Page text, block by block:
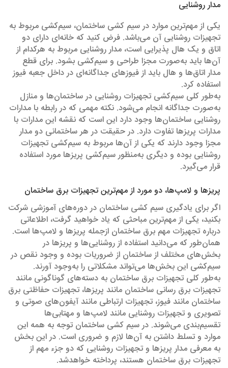
مدار روشنایی
یکی از مهم‌ترین موارد در سیم‌ کشی ساختمان، سیم‌کشی مربوط به
تجهیزات روشنایی آن می‌باشد. فرض کنید که خانه‌ای دارای دو
اتاق و یک هال پذیرایی است، مدار روشنایی مربوط به هرکدام از
آن‌ها باید به‌صورت مجزا طراحی و سیم‌کشی بشود. برای قطع
مدار اتاق‌ها و هال باید از فیوزهای جداگانه‌ای در داخل جعبه فیوز
استفاده کرد.
به‌طور کلی سیم‌کشی تجهیزات روشنایی در ساختمان‌ها و منازل
به‌صورت جداگانه انجام می‌شود. نکته مهمی که در رابطه با مدارات
روشنایی ساختمان‌ها وجود دارد این است که نقشه این مدارات با
مدارات پریزها تفاوت دارد. در حقیقت در هر ساختمانی دو مدار
مجزا وجود دارند که یکی از آن‌ها مربوط به سیم‌کشی تجهیزات
روشنایی بوده و دیگری به‌منظور سیم‌کشی پریزها مورد استفاده
قرار می‌گیرد.
پریزها و لامپ‌ها، دو مورد از مهم‌ترین تجهیزات برق ساختمان
اگر برای یادگیری سیم کشی ساختمان در دوره‌های آموزشی شرکت
بکنید، یکی از مهم‌ترین مباحثی که یاد خواهید گرفت، اطلاعاتی
درباره تجهیزات مهم برق ساختمان ازجمله پریزها و لامپ‌ها است.
همان‌طور که می‌دانید استفاده از روشنایی‌ها و پریزها در
بخش‌های مختلف از ساختمان از ضروریات بوده و وجود نقص در
سیم‌کشی این بخش‌ها می‌تواند مشکلاتی را به‌وجود آورند.
به‌طور کلی تجهیزات برق ساختمان به دسته‌های گوناگونی مانند
تجهیزات برق رسانی ساختمان مانند پریزها، تجهیزات حفاظتی برق
ساختمان مانند فیوز، تجهیزات ارتباطی مانند آیفون‌های صوتی و
تصویری و تجهیزات روشنایی مانند لامپ‌ها و مهتابی‌ها
تقسیم‌بندی می‌شوند. در سیم‌ کشی ساختمان توجه به همه این
موارد و تسلط داشتن به آن‌ها لازم و ضروری است. در این بخش
به معرفی مدار پریزها و تجهیزات روشنایی که دو جزء مهم از
تجهیزات برق ساختمان هستند، پرداخته خواهدشد.